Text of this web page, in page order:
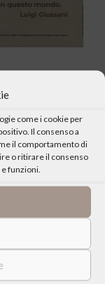
come i cookie per
Il consenso a
il comportamento di
o ritirare il consenso
funzioni.